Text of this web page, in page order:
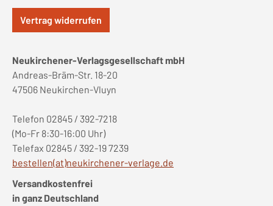
Vertrag widerrufen
Neukirchener-Verlagsgesellschaft mbH
Andreas-Bräm-Str. 18-20
47506 Neukirchen-Vluyn
Telefon 02845 / 392-7218
(Mo-Fr 8:30-16:00 Uhr)
Telefax 02845 / 392-19 7239
bestellen(at)neukirchener-verlage.de
Versandkostenfrei
in ganz Deutschland